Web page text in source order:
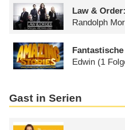
Law &
Randolph
Edwin (1
Gast in Serien